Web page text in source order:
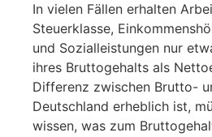
In vielen Fällen erhalten
Steuerklasse,
und Sozialleistungen nur
ihres Bruttogehalts als
Differenz zwischen Brutto-
Deutschland erheblich ist,
wissen, was zum